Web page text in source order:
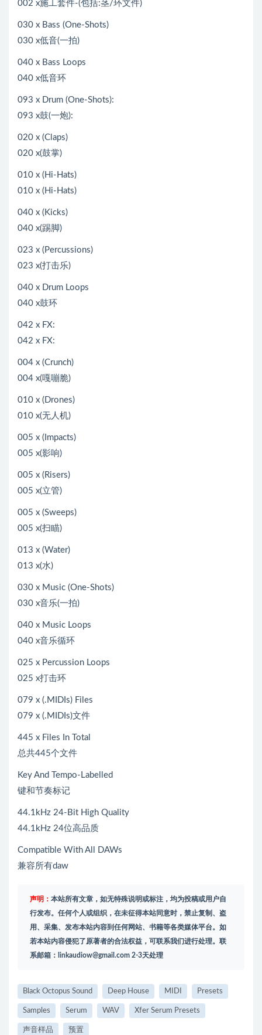
002 x施工套件-(包括:茎/环文件)
030 x Bass (One-Shots)
030 x低音(一拍)
040 x Bass Loops
040 x低音环
093 x Drum (One-Shots):
093 x鼓(一炮):
020 x (Claps)
020 x(鼓掌)
010 x (Hi-Hats)
010 x (Hi-Hats)
040 x (Kicks)
040 x(踢脚)
023 x (Percussions)
023 x(打击乐)
040 x Drum Loops
040 x鼓环
042 x FX:
042 x FX:
004 x (Crunch)
004 x(嘎嘣脆)
010 x (Drones)
010 x(无人机)
005 x (Impacts)
005 x(影响)
005 x (Risers)
005 x(立管)
005 x (Sweeps)
005 x(扫瞄)
013 x (Water)
013 x(水)
030 x Music (One-Shots)
030 x音乐(一拍)
040 x Music Loops
040 x音乐循环
025 x Percussion Loops
025 x打击环
079 x (.MIDIs) Files
079 x (.MIDIs)文件
445 x Files In Total
总共445个文件
Key And Tempo-Labelled
键和节奏标记
44.1kHz 24-Bit High Quality
44.1kHz 24位高品质
Compatible With All DAWs
兼容所有daw
声明： 本站所有文章，如无特殊说明或标注，均为投稿或用户自
行发布。任何个人或组织，在未征得本站同意时，禁止复制、盗
用、采集、发布本站内容到任何网站、书籍等各类媒体平台。如
若本站内容侵犯了原著者的合法权益，可联系我们进行处理。联
系邮箱： linkaudiow@gmail.com 2-3天处理
Black Octopus Sound Deep House MIDI Presets
Samples Serum WAV Xfer Serum Presets
声音样品 预置